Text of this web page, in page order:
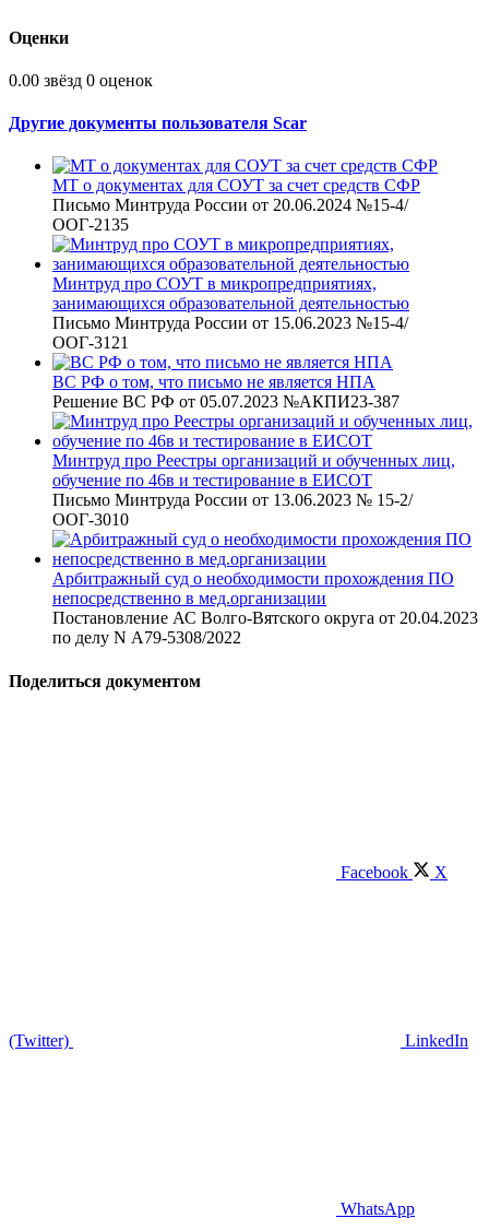
Оценки
0.00 звёзд 0 оценок
Другие документы пользователя Scar
МТ о документах для СОУТ за счет средств СФР
Письмо Минтруда России от 20.06.2024 №15-4/
ООГ-2135
Минтруд про СОУТ в микропредприятиях,
занимающихся образовательной деятельностью
Письмо Минтруда России от 15.06.2023 №15-4/
ООГ-3121
ВС РФ о том, что письмо не является НПА
Решение ВС РФ от 05.07.2023 №АКПИ23-387
Минтруд про Реестры организаций и обученных лиц,
обучение по 46в и тестирование в ЕИСОТ
Письмо Минтруда России от 13.06.2023 № 15-2/
ООГ-3010
Арбитражный суд о необходимости прохождения ПО
непосредственно в мед.организации
Постановление АС Волго-Вятского округа от 20.04.2023
по делу N А79-5308/2022
Поделиться документом
Facebook X
(Twitter) LinkedIn
WhatsApp